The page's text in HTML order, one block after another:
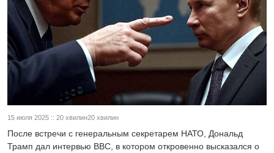
15 июля 2025 :: 20 хвилин20 хвилин
После встречи с генеральным секретарем НАТО, Дональд
Трамп дал интервью BBC, в котором откровенно высказался о